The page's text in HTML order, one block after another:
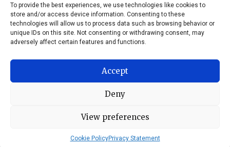
To provide the best experiences, we use technologies like cookies to
store and/or access device information. Consenting to these
technologies will allow us to process data such as browsing behavior or
unique IDs on this site. Not consenting or withdrawing consent, may
adversely affect certain features and functions.
Accept
Deny
View preferences
Cookie PolicyPrivacy Statement
iOS
Android